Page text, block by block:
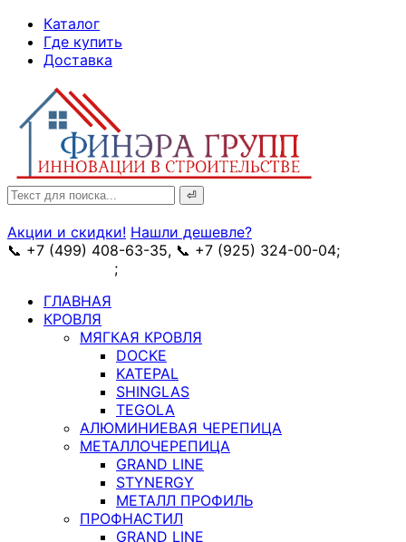
Skip
Content
Каталог
Где купить
Доставка
Search
for:
Акции и скидки! Нашли дешевле?
📞 +7 (499) 408-63-35, 📞 +7 (925) 324-00-04;
;
ГЛАВНАЯ
КРОВЛЯ
МЯГКАЯ КРОВЛЯ
DOCKE
KATEPAL
SHINGLAS
TEGOLA
АЛЮМИНИЕВАЯ ЧЕРЕПИЦА
МЕТАЛЛОЧЕРЕПИЦА
GRAND LINE
STYNERGY
МЕТАЛЛ ПРОФИЛЬ
ПРОФНАСТИЛ
GRAND LINE